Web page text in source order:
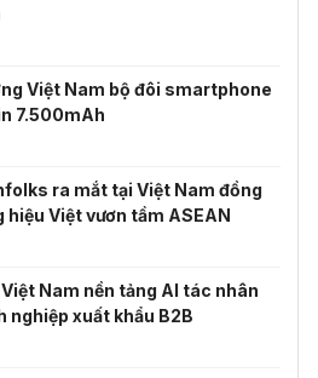
Việt Nam bộ đôi smartphone
7.500mAh
ra mắt tại Việt Nam đồng
Việt vươn tầm ASEAN
Nam nền tảng AI tác nhân
nghiệp xuất khẩu B2B